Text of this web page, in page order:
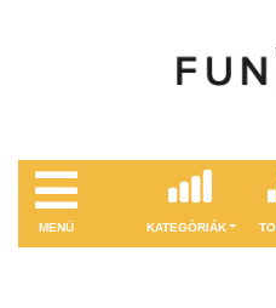
MENÜ KATEGÓRIÁK